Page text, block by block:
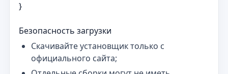
}
Безопасность загрузки
Скачивайте установщик только с
официального сайта;